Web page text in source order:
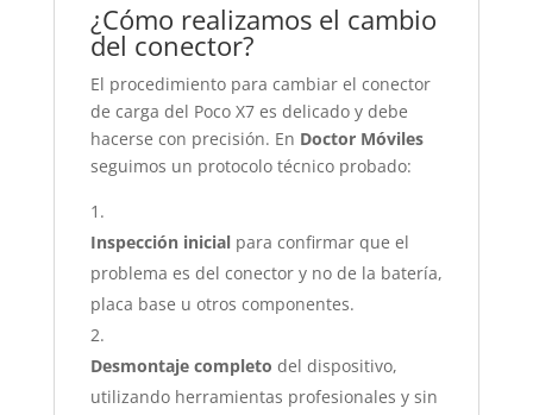
¿Cómo realizamos el cambio
del conector?
El procedimiento para cambiar el conector
de carga del Poco X7 es delicado y debe
hacerse con precisión. En Doctor Móviles
seguimos un protocolo técnico probado:
Inspección inicialpara confirmar que el
problema es del conector y no de la batería,
placa base u otros componentes.
Desmontaje completo del dispositivo,
utilizando herramientas profesionales y sin